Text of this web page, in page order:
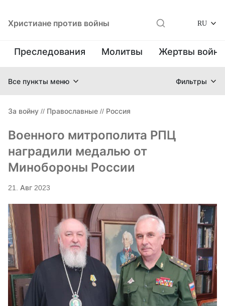
Христиане против войны RU
Преследования Молитвы Жертвы
Все пункты меню Фильтры
За войну // Православные // Россия
Военного митрополита РПЦ
наградили медалью от
Минобороны России
21. Авг 2023